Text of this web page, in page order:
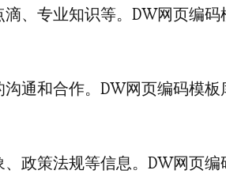
、专业知识等。DW网页编码
通和合作。DW网页编码模板
政策法规等信息。DW网页编